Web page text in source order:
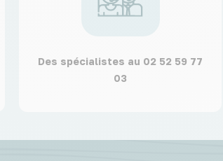
Des spécialistes au 02 52 59 77
03